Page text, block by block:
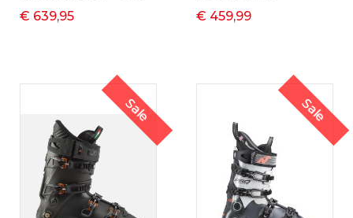
€ 639,95 € 459,99
Sale Sale